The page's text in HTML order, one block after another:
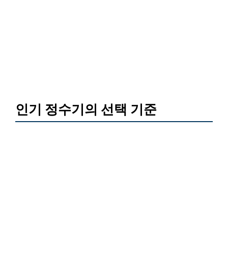
인기 정수기의 선택 기준